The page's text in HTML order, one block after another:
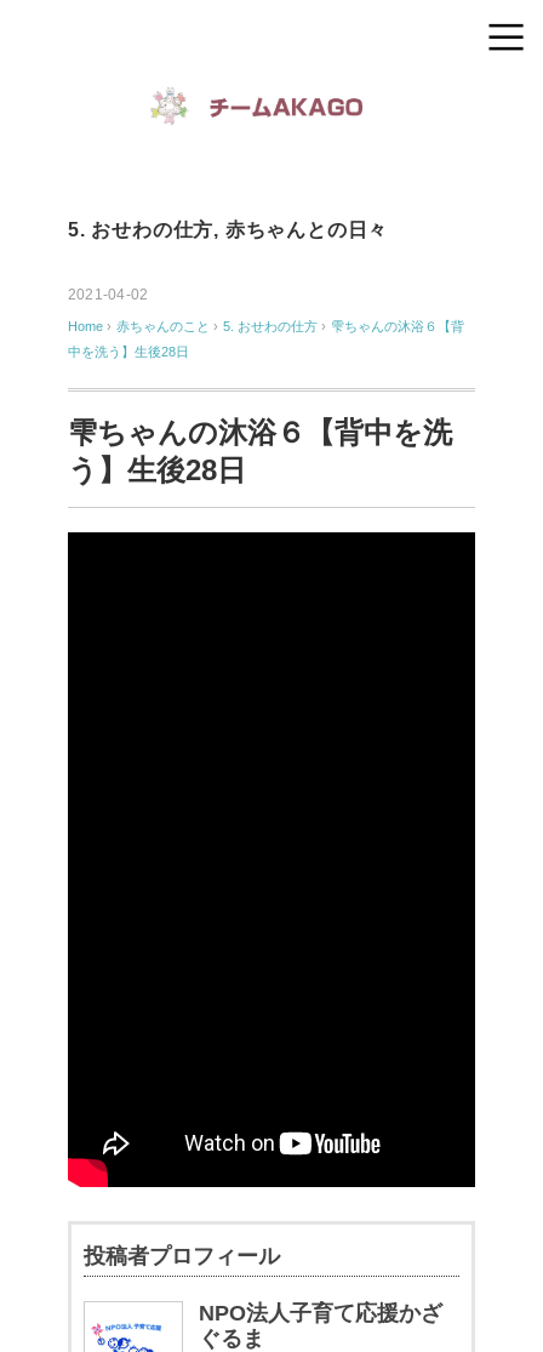
5. おせわの仕方, 赤ちゃんとの日々
2021-04-02
Home › 赤ちゃんのこと › 5. おせわの仕方 › 雫ちゃんの沐浴６【背
中を洗う】生後28日
雫ちゃんの沐浴６【背中を洗
う】生後28日
投稿者プロフィール
NPO法人子育て応援かざ
ぐるま